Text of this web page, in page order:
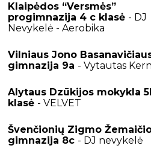
Klaipėdos “Versmės”
progimnazija 4 c klasė - DJ
Nevykelė - Aerobika
Vilniaus Jono
gimnazija 9a - Vytautas
Alytaus Dzūkijos mokykla
klasė - VELVET
Švenčionių Zigmo
gimnazija 8c - DJ nevykelė